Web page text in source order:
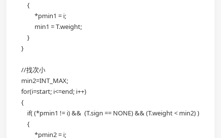
{
*pmin1 = i;
min1 = T.weight;
}
}
//找次小
min2=INT_MAX;
for(i=start; i<=end; i++)
{
if( (*pmin1 != i) && (T.sign == NONE) && (T.weight < min2) )
{
*pmin2 = i;